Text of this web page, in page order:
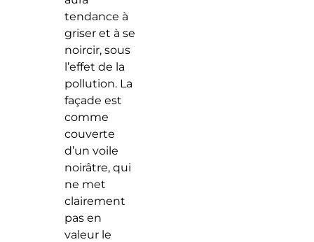
tendance à
griser et à se
noircir, sous
l’effet de la
pollution. La
façade est
comme
couverte
d’un voile
noirâtre, qui
ne met
clairement
pas en
valeur le